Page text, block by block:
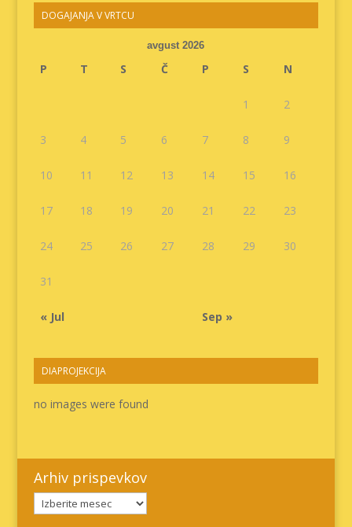
DOGAJANJA V VRTCU
avgust 2026
P T S Č P S N
1 2
3 4 5 6 7 8 9
10 11 12 13 14 15 16
17 18 19 20 21 22 23
24 25 26 27 28 29 30
31
« Jul Sep »
DIAPROJEKCIJA
no images were found
Arhiv prispevkov
Arhiv
prispevkov